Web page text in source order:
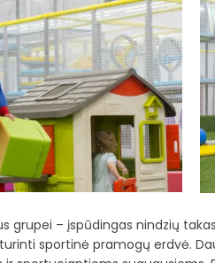
grupei – įspūdingas nindzių
sportinė pramogų erdvė.